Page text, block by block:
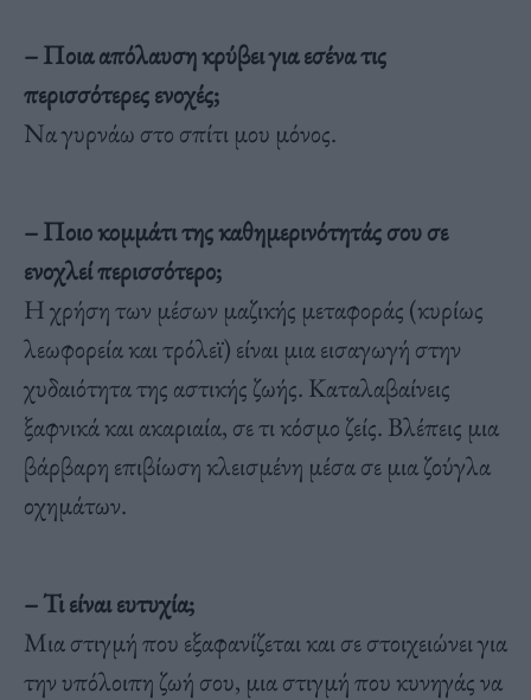
– Ποια απόλαυση κρύβει για εσένα τις
περισσότερες ενοχές;
Να γυρνάω στο σπίτι μου μόνος.
– Ποιο κομμάτι της καθημερινότητάς σου σε
ενοχλεί περισσότερο;
Η χρήση των μέσων μαζικής μεταφοράς (κυρίως
λεωφορεία και τρόλεϊ) είναι μια εισαγωγή στην
χυδαιότητα της αστικής ζωής. Καταλαβαίνεις
ξαφνικά και ακαριαία, σε τι κόσμο ζείς. Βλέπεις μια
βάρβαρη επιβίωση κλεισμένη μέσα σε μια ζούγλα
οχημάτων.
– Τι είναι ευτυχία;
Μια στιγμή που εξαφανίζεται και σε στοιχειώνει για
την υπόλοιπη ζωή σου, μια στιγμή που κυνηγάς να